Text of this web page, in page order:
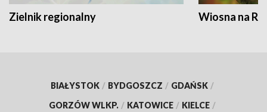
Zielnik regionalny Wiosna na
BIAŁYSTOK / BYDGOSZCZ / GDAŃSK /
GORZÓW WLKP. / KATOWICE / KIELCE /